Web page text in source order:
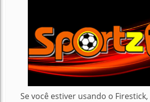
Se você estiver usando o Firestick,